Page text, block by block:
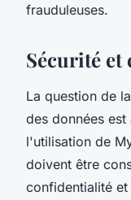
frauduleuses.
Sécurité
La question de
des données
l'utilisation de
doivent être
confidentialité et